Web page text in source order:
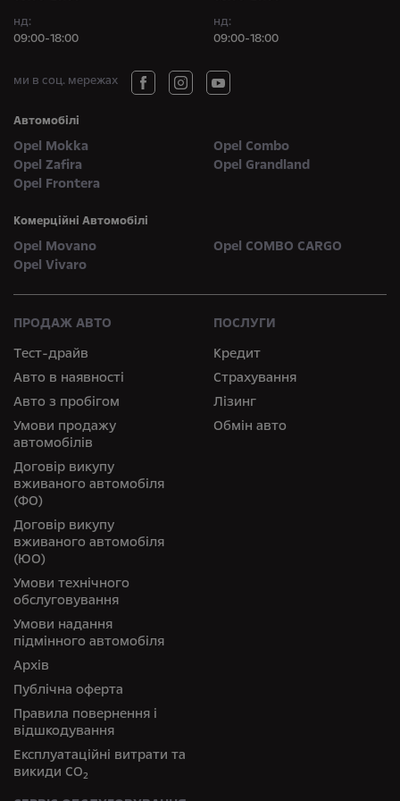
нд:
09:00-18:00
нд:
09:00-18:00
ми в соц. мережах
Автомобілі
Opel Mokka
Opel Combo
Opel Zafira
Opel Grandland
Opel Frontera
Комерційні Автомобілі
Opel Movano
Opel COMBO CARGO
Opel Vivaro
ПРОДАЖ АВТО
Тест-драйв
Авто в наявності
Авто з пробігом
Умови продажу
автомобілів
Договір викупу
вживаного автомобіля
(ФО)
Договір викупу
вживаного автомобіля
(ЮО)
Умови технічного
обслуговування
Умови надання
підмінного автомобіля
Архів
Публічна оферта
Правила повернення і
відшкодування
Експлуатаційні витрати та
викиди СО2
ПОСЛУГИ
Кредит
Страхування
Лізинг
Обмін авто